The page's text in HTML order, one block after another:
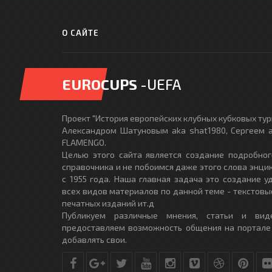
О САЙТЕ
EUROCUPS -UEFA
Проект "История европейских клубных кубковых
Александром Шатуновым aka shat1980, Сергеем
FLAMENGO.
Целью этого сайта является создание
справочника и не побоимся даже этого слова
с 1955 года. Наша главная задача это создание
всех видов материалов по данной теме -
печатных изданий ит.д
Публикуем различные мнения, статьи и
предоставляем возможность общения на
добавлять свои.